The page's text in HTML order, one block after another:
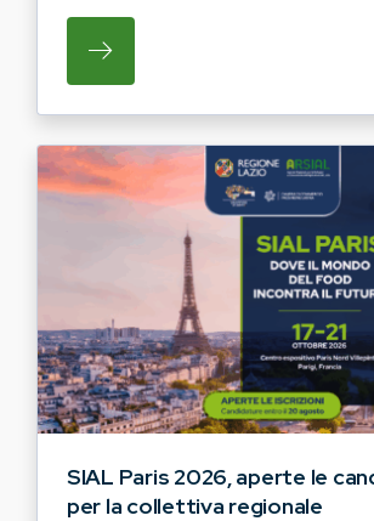
SU REGIONE LAZIO E
SIAL Paris 2026, aperte le
per la collettiva regionale